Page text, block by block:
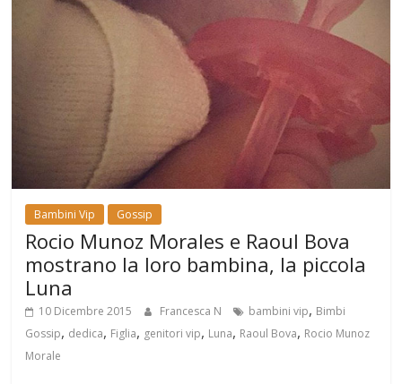
Bambini Vip Gossip
Rocio Munoz Morales e Raoul Bova
mostrano la loro bambina, la piccola
Luna
10 Dicembre 2015 Francesca N bambini vip, Bimbi
Gossip, dedica, Figlia, genitori vip, Luna, Raoul Bova, Rocio Munoz
Morale